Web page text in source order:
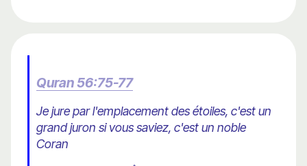
Quran 56:75-77
Je jure par l'emplacement des étoiles, c'est un
grand juron si vous saviez, c'est un noble
Coran